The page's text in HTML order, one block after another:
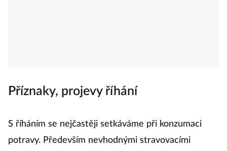
Příznaky, projevy říhání
S říháním se nejčastěji setkáváme při konzumaci
potravy. Především nevhodnými stravovacími